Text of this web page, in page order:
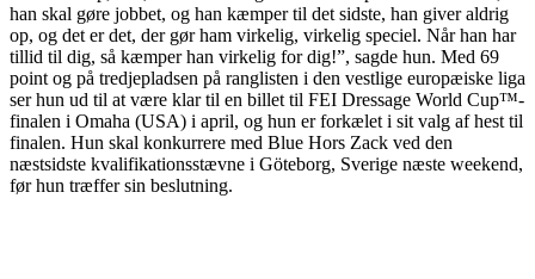
han skal gøre jobbet, og han kæmper til det sidste, han giver aldrig
op, og det er det, der gør ham virkelig, virkelig speciel. Når han har
tillid til dig, så kæmper han virkelig for dig!”, sagde hun. Med 69
point og på tredjepladsen på ranglisten i den vestlige europæiske liga
ser hun ud til at være klar til en billet til FEI Dressage World Cup™-
finalen i Omaha (USA) i april, og hun er forkælet i sit valg af hest til
finalen. Hun skal konkurrere med Blue Hors Zack ved den
næstsidste kvalifikationsstævne i Göteborg, Sverige næste weekend,
før hun træffer sin beslutning.